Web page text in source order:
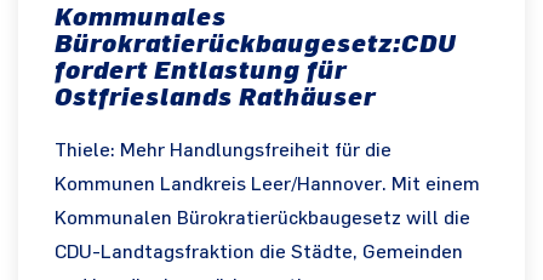
Kommunales
Bürokratierückbaugesetz:CDU
fordert Entlastung für
Ostfrieslands Rathäuser
Thiele: Mehr Handlungsfreiheit für die
Kommunen Landkreis Leer/Hannover. Mit einem
Kommunalen Bürokratierückbaugesetz will die
CDU-Landtagsfraktion die Städte, Gemeinden